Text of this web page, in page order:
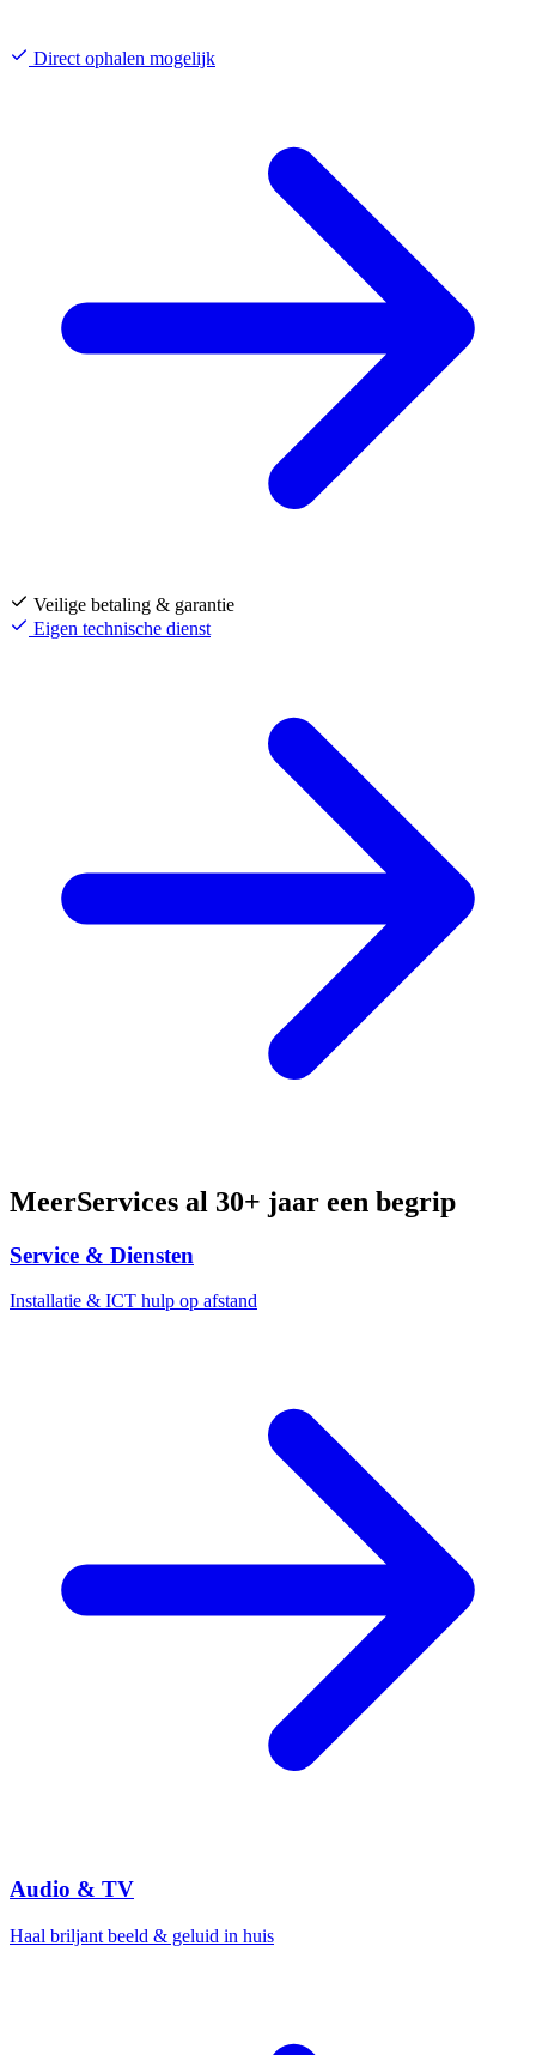
Direct ophalen mogelijk
Veilige betaling & garantie
Eigen technische dienst
MeerServices al 30+ jaar een begrip
Service & Diensten
Installatie & ICT hulp op afstand
Audio & TV
Haal briljant beeld & geluid in huis